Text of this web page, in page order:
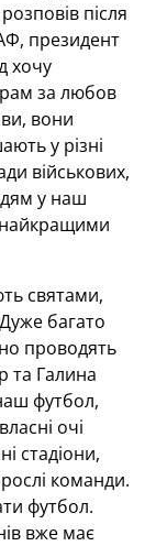
після
президент
хочу
за любов
вони
у різні
військових,
у наш
найкращими
святами,
багато
проводять
та Галина
футбол,
очі
стадіони,
команди.
футбол.
вже має